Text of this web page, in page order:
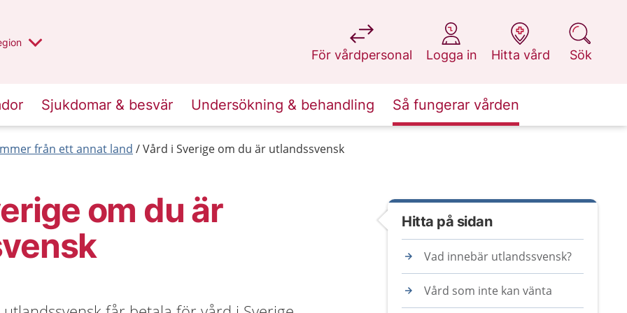
valt region
annan
För vårdpersonal
på 1177.se
Logga in
på 1177.se
Hitta vård
på 1177.se
Sök
på 1177.se
Sjukdomar & besvär Undersökning & behandling Så fungerar vården
från ett annat land Vård i Sverige om du är utlandssvensk
om du är
Hitta på sidan
Vad innebär utlandssvensk?
Vård som inte kan vänta